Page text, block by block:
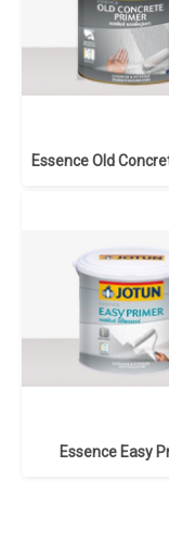
Essence Old
Essence Easy